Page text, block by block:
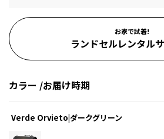
お家で試着!
ランドセルレンタル
カラー お届け時期
Verde Orvieto|ダークグリーン